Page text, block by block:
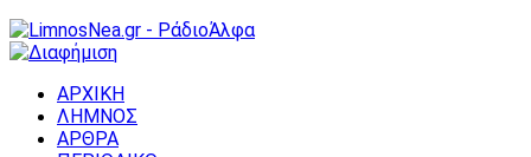
ΑΡΧΙΚΗ
ΛΗΜΝΟΣ
ΑΡΘΡΑ